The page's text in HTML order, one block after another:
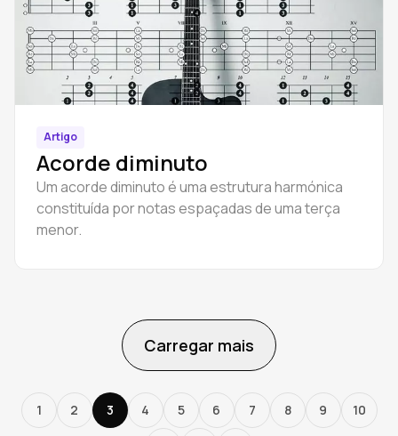
Artigo
Acorde diminuto
Um acorde diminuto é uma estrutura harmónica
constituída por notas espaçadas de uma terça
menor.
Carregar mais
1 2 3 4 5 6 7 8 9 10